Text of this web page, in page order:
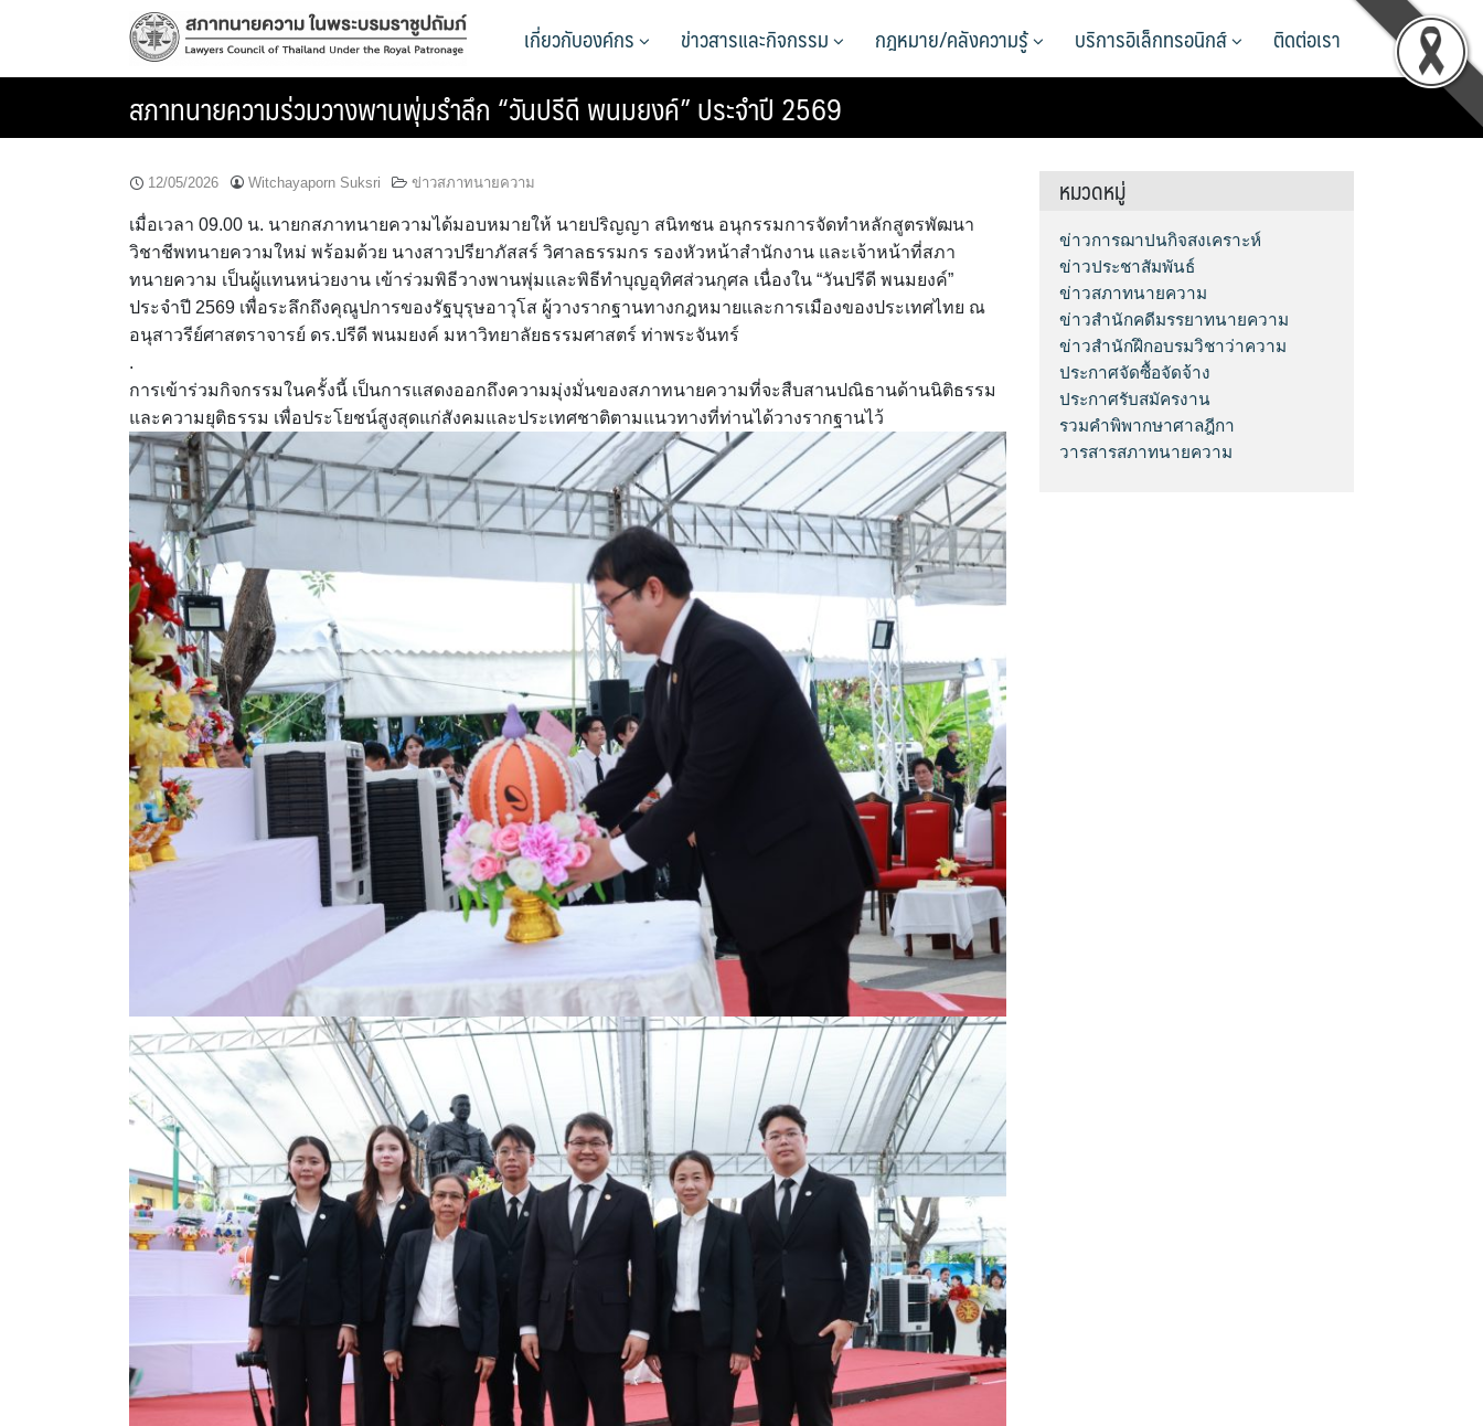
เกี่ยวกับองค์กร ข่าวสารและกิจกรรม กฎหมาย/คลังความรู้ บริการอิเล็กทรอนิกส์ ติดต่อเรา
สภาทนายความร่วมวางพานพุ่มรำลึก “วันปรีดี พนมยงค์” ประจำปี 2569
12/05/2026 Witchayaporn Suksri ข่าวสภาทนายความ
เมื่อเวลา 09.00 น. นายกสภาทนายความได้มอบหมายให้ นายปริญญา สนิทชน อนุกรรมการจัดทำหลักสูตรพัฒนา
วิชาชีพทนายความใหม่ พร้อมด้วย นางสาวปรียาภัสสร์ วิศาลธรรมกร รองหัวหน้าสำนักงาน และเจ้าหน้าที่สภา
ทนายความ เป็นผู้แทนหน่วยงาน เข้าร่วมพิธีวางพานพุ่มและพิธีทำบุญอุทิศส่วนกุศล เนื่องใน “วันปรีดี พนมยงค์”
ประจำปี 2569 เพื่อระลึกถึงคุณูปการของรัฐบุรุษอาวุโส ผู้วางรากฐานทางกฎหมายและการเมืองของประเทศไทย ณ
อนุสาวรีย์ศาสตราจารย์ ดร.ปรีดี พนมยงค์ มหาวิทยาลัยธรรมศาสตร์ ท่าพระจันทร์
.
การเข้าร่วมกิจกรรมในครั้งนี้ เป็นการแสดงออกถึงความมุ่งมั่นของสภาทนายความที่จะสืบสานปณิธานด้านนิติธรรม
และความยุติธรรม เพื่อประโยชน์สูงสุดแก่สังคมและประเทศชาติตามแนวทางที่ท่านได้วางรากฐานไว้
หมวดหมู่
ข่าวการฌาปนกิจสงเคราะห์
ข่าวประชาสัมพันธ์
ข่าวสภาทนายความ
ข่าวสำนักคดีมรรยาทนายความ
ข่าวสำนักฝึกอบรมวิชาว่าความ
ประกาศจัดซื้อจัดจ้าง
ประกาศรับสมัครงาน
รวมคำพิพากษาศาลฎีกา
วารสารสภาทนายความ